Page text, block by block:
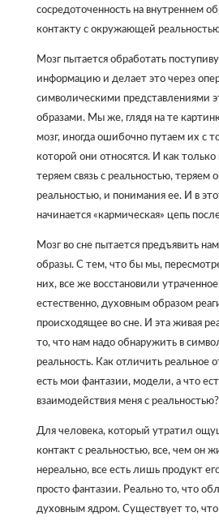
сосредоточенность на внутреннем
контакту с окружающей
Мозг пытается обработать
информацию и делает это через
символическими представлениями
образами. Мы же, глядя на те
мозг, иногда ошибочно путаем их с
которой они относятся. И как
теряем связь с реальностью, теряем
реальностью, и понимания ее. И в
начинается «кармическая» цепь
Мозг во сне пытается предъявить
образы. С тем, что бы мы,
них, все же восстановили
естественно, духовным образом
происходящее во сне. И эта живая
то, что нам надо обнаружить в
реальность. Как отличить реальное
есть мои фантазии, модели, а что
взаимодействия меня с реальностью?
Для человека, который утратил
контакт с реальностью, все, чем он
нереально, все есть лишь продукт
просто фантазии. Реально то, что
духовным ядром. Существует то,